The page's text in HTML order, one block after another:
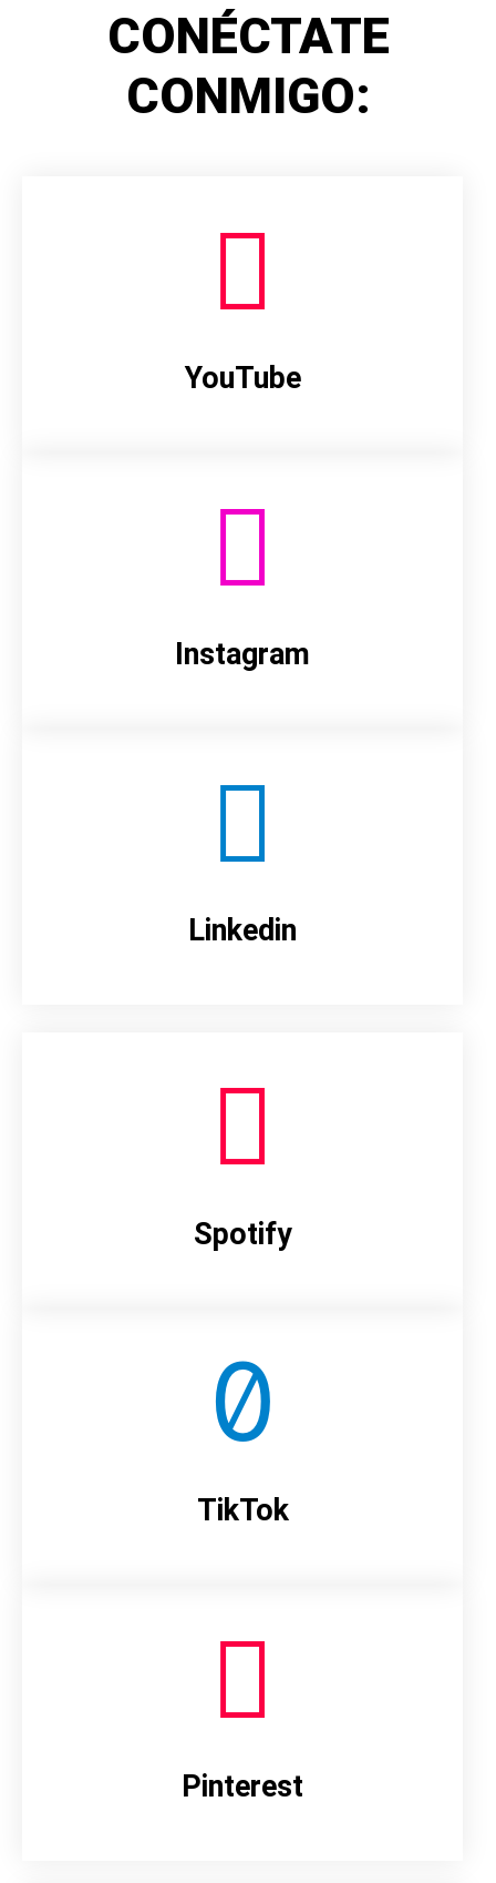
CONÉCTATE
CONMIGO:
YouTube
Instagram
Linkedin
Spotify
TikTok
Pinterest